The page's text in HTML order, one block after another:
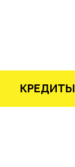
КРЕДИТЫ